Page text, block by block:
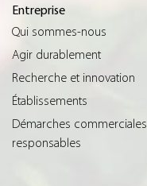
Entreprise
Qui sommes-nous
Agir durablement
Recherche et innovation
Établissements
Démarches commerciales
responsables